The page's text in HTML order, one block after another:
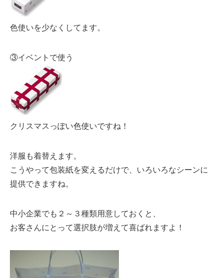
色使いを少なくしてます。
③イベントで使う
クリスマスっぽい色使いですね！
洋服も着替えます。
こうやって包装紙を変えるだけで、いろいろなシーンに
提供できますね。
中小企業でも２～３種類用意しておくと、
お客さんにとって選択肢が増えて喜ばれますよ！